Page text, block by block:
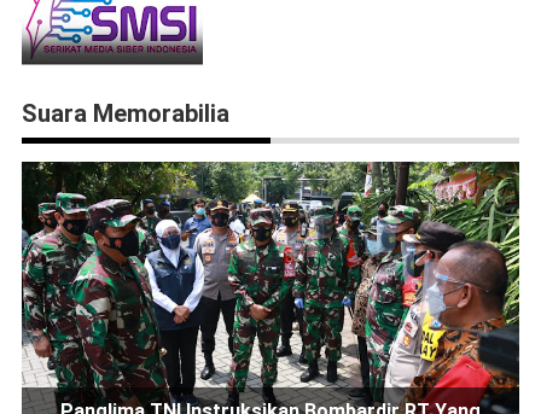
Suara Memorabilia